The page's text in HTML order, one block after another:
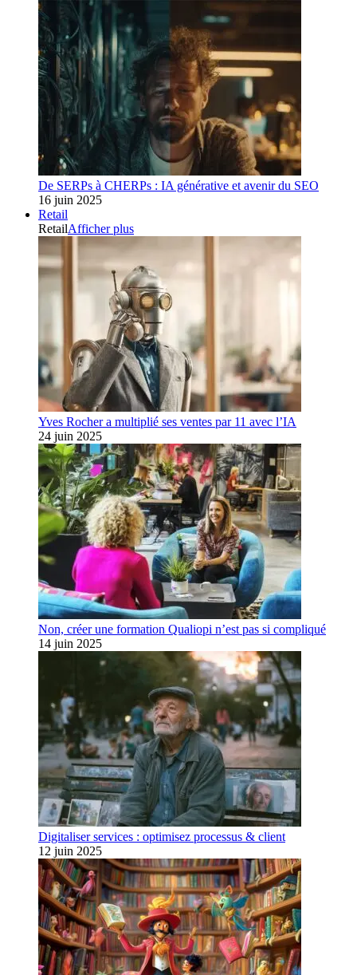
De SERPs à CHERPs : IA générative et avenir du SEO
16 juin 2025
Retail
RetailAfficher plus
Yves Rocher a multiplié ses ventes par 11 avec l’IA
24 juin 2025
Non, créer une formation Qualiopi n’est pas si compliqué
14 juin 2025
Digitaliser services : optimisez processus & client
12 juin 2025